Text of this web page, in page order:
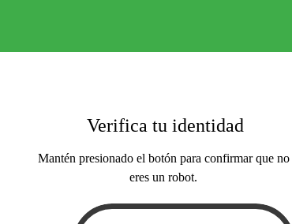
Verifica tu identidad
Mantén presionado el botón para confirmar que no
eres un robot.